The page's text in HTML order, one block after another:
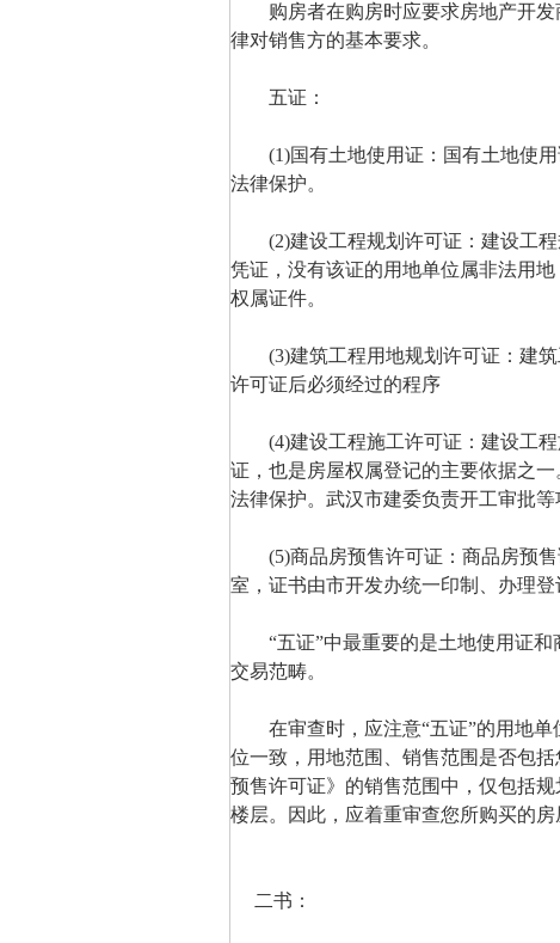
购房者在购房时应要求房地产开发
律对销售方的基本要求。
五证：
(1)国有土地使用证：国有土地使用
法律保护。
(2)建设工程规划许可证：建设工程
凭证，没有该证的用地单位属非法用
权属证件。
(3)建筑工程用地规划许可证：建筑
许可证后必须经过的程序
(4)建设工程施工许可证：建设工程
证，也是房屋权属登记的主要依据之
法律保护。武汉市建委负责开工审批等
(5)商品房预售许可证：商品房预售
室，证书由市开发办统一印制、办理登
“五证”中最重要的是土地使用证和
交易范畴。
在审查时，应注意“五证”的用地单
位一致，用地范围、销售范围是否包
预售许可证》的销售范围中，仅包括
楼层。因此，应着重审查您所购买的房
二书：